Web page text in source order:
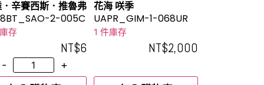
辛賽西斯．推魯弗
2-005C
存
NT$6
-
+
花海 咲季
UAPR_GIM-1-068UR
1 件庫存
NT$2,000